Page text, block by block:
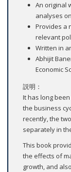
An original
analyses
Provides a
relevant
Written in
Abhijit
Economic
説明：
It has long
the business
recently, the
separately in
This book
the effects of
growth, and